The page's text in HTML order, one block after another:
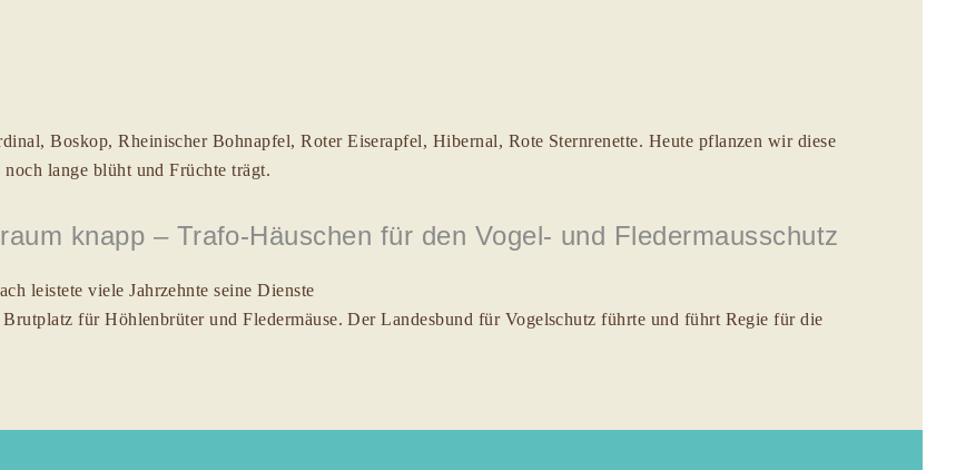
Boskop, Rheinischer Bohnapfel, Roter Eiserapfel, Hibernal, Rote Sternrenette. Heute pflanzen wir diese
lange blüht und Früchte trägt.
knapp – Trafo-Häuschen für den Vogel- und Fledermausschutz
leistete viele Jahrzehnte seine Dienste
für Höhlenbrüter und Fledermäuse. Der Landesbund für Vogelschutz führte und führt Regie für die